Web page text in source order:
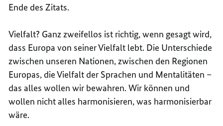
Ende des Zitats.
Vielfalt? Ganz zweifellos ist richtig, wenn gesagt wird,
dass Europa von seiner Vielfalt lebt. Die Unterschiede
zwischen unseren Nationen, zwischen den Regionen
Europas, die Vielfalt der Sprachen und Mentalitäten –
das alles wollen wir bewahren. Wir können und
wollen nicht alles harmonisieren, was harmonisierbar
wäre.